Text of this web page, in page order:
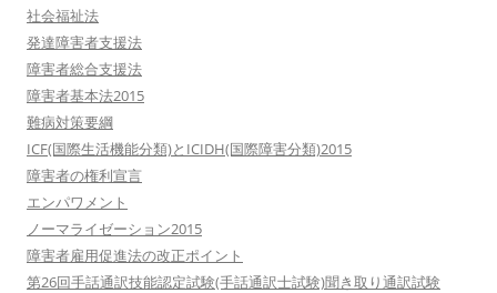
社会福祉法
発達障害者支援法
障害者総合支援法
障害者基本法2015
難病対策要綱
ICF(国際生活機能分類)とICIDH(国際障害分類)2015
障害者の権利宣言
エンパワメント
ノーマライゼーション2015
障害者雇用促進法の改正ポイント
第26回手話通訳技能認定試験(手話通訳士試験)聞き取り通訳試験